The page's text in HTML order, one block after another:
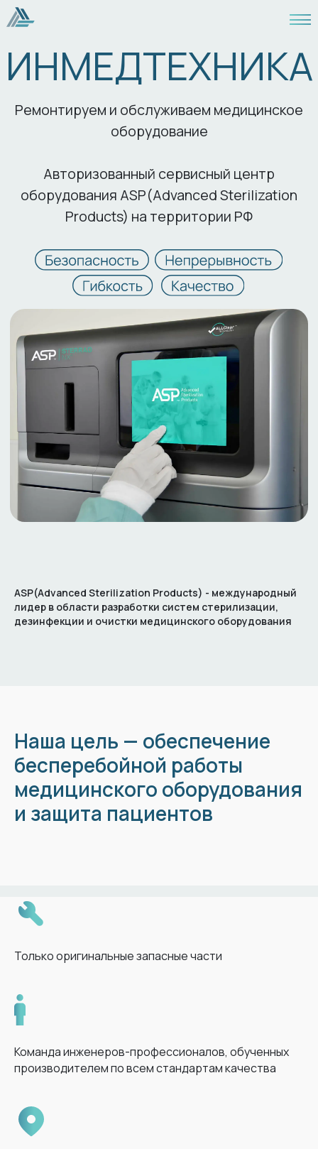
ИНМЕДТЕХНИКА
Ремонтируем и обслуживаем медицинское
Авторизованный сервисный центр
оборудования ASP(Advanced Sterilization
ASP(Advanced Sterilization Products) - международный
лидер в области разработки систем стерилизации,
дезинфекции и очистки медицинского оборудования
Наша цель — обеспечение
бесперебойной работы
медицинского оборудования
и защита пациентов
Только оригинальные запасные части
Команда инженеров-профессионалов, обученных
производителем по всем стандартам качества